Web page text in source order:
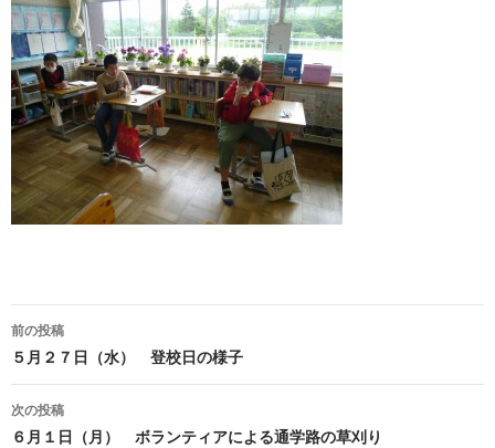
投
稿
ナ
前の投稿
５月２７日（水） 登校日の様子
次の投稿
６月１日（月） ボランティアによる通学路の草刈り